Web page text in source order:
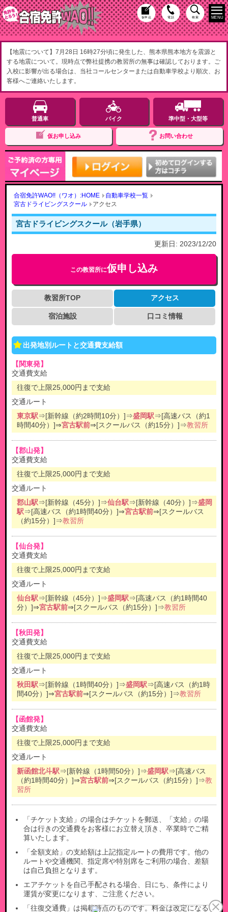
仮申込 電話 検索
【地震について】7月28日 16時27分頃に発生した、熊本県熊本地方を震源と
する地震について。現時点で弊社提携の教習所の無事は確認しております。ご
入校に影響が出る場合は、当社コールセンターまたは自動車学校より順次、お
客様へご連絡いたします。
普通車 バイク 準中型・大型等
仮お申し込み お問い合わせ
MENU
合宿免許WAO!!（ワオ）:HOME
自動車学校一覧
宮古ドライビングスクール
アクセス
宮古ドライビングスクール（岩手県）
更新日: 2023/12/20
この教習所に仮申し込み
教習所TOP アクセス
宿泊施設 口コミ情報
出発地別ルートと交通費支給額
【関東発】
交通費支給
往復で上限25,000円まで支給
交通ルート
東京駅⇒[新幹線（約2時間10分）]⇒盛岡駅⇒[高速バス（約1
時間40分）]⇒宮古駅前⇒[スクールバス（約15分）]⇒教習所
【郡山発】
交通費支給
往復で上限25,000円まで支給
交通ルート
郡山駅⇒[新幹線（45分）]⇒仙台駅⇒[新幹線（40分）]⇒盛岡
駅⇒[高速バス（約1時間40分）]⇒宮古駅前⇒[スクールバス
（約15分）]⇒教習所
【仙台発】
交通費支給
往復で上限25,000円まで支給
交通ルート
仙台駅⇒[新幹線（45分）]⇒盛岡駅⇒[高速バス（約1時間40
分）]⇒宮古駅前⇒[スクールバス（約15分）]⇒教習所
【秋田発】
交通費支給
往復で上限25,000円まで支給
交通ルート
秋田駅⇒[新幹線（1時間40分）]⇒盛岡駅⇒[高速バス（約1時
間40分）]⇒宮古駅前⇒[スクールバス（約15分）]⇒教習所
【函館発】
交通費支給
往復で上限25,000円まで支給
交通ルート
新函館北斗駅⇒[新幹線（1時間50分）]⇒盛岡駅⇒[高速バス
（約1時間40分）]⇒宮古駅前⇒[スクールバス（約15分）]⇒教
習所
「チケット支給」の場合はチケットを郵送、「支給」の場
合は行きの交通費をお客様にお立替え頂き、卒業時でご精
算いたします。
「全額支給」の支給額は上記指定ルートの費用です。他の
ルートや交通機関、指定席や特別席をご利用の場合、差額
は自己負担となります。
エアチケットを自己手配される場合、日にち、条件により
運賃が変更になります、ご注意ください。
「往復交通費」は掲載時点のものです。料金は改定になる